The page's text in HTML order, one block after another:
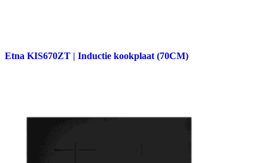
Etna KIS670ZT | Inductie kookplaat (70CM)